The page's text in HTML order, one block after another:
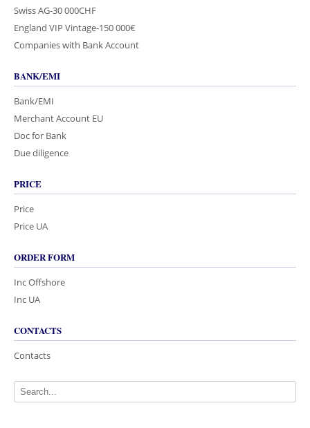
Swiss AG-30 000CHF
England VIP Vintage-150 000€
Companies with Bank Account
BANK/EMI
Bank/EMI
Merchant Account EU
Doc for Bank
Due diligence
PRICE
Price
Price UA
ORDER FORM
Inc Offshore
Inc UA
CONTACTS
Contacts